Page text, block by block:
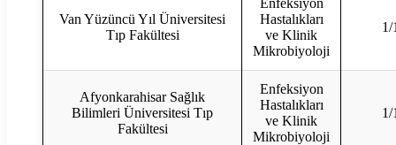
Van Yüzüncü Yıl Üniversitesi
Tıp Fakültesi
Hastalıkları
ve Klinik
Mikrobiyoloji
1/
Afyonkarahisar Sağlık
Bilimleri Üniversitesi Tıp
Fakültesi
Enfeksiyon
Hastalıkları
ve Klinik
Mikrobiyoloji
1/